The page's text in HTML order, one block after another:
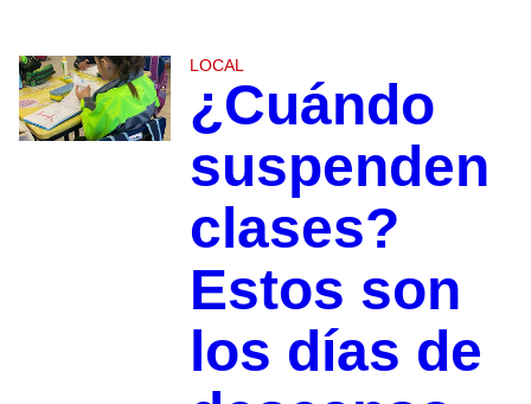
LOCAL
¿Cuándo
suspenden
clases?
Estos son
los días de